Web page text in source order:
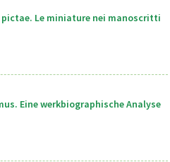
pictae. Le miniature nei manoscritti
Eine werkbiographische Analyse